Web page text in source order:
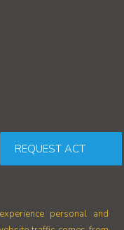
REQUEST ACT
personal and